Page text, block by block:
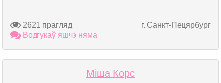
2621 прагляд
г. Санкт-Пецярбург
Водгукаў яшчэ няма
Міша Корс